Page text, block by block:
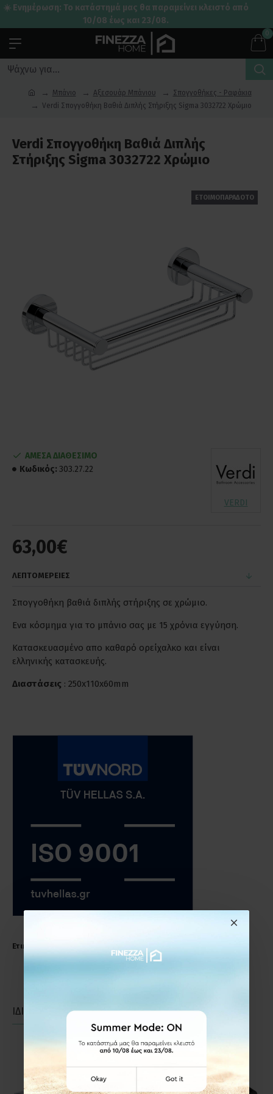
☀️ Ενημέρωση: Το κατάστημά μας θα παραμείνει κλειστό από
10/08 έως και 23/08.
0
Μπάνιο Αξεσουάρ Μπάνιου
Σπογγοθήκες - Ραφάκια
Verdi Σπογγοθήκη Βαθιά Διπλής Στήριξης Sigma 3032722 Χρώμιο
Verdi Σπογγοθήκη Βαθιά Διπλής
Στήριξης Sigma 3032722 Χρώμιο
ΕΤΟΙΜΟΠΑΡΑΔΟΤΟ
63,00€
ΑΜΕΣΑ ΔΙΑΘΕΣΙΜΟ
Κωδικός: 303.27.22
VERDI
ΛΕΠΤΟΜΕΡΕΙΕΣ
Σπογγοθήκη βαθιά διπλής στήριξης σε χρώμιο.
Ενα κόσμημα για το μπάνιο σας με 15 χρόνια εγγύηση.
Κατασκευασμένο απο καθαρό ορείχαλκο και είναι
ελληνικής κατασκευής.
Διαστάσεις : 250x110x60mm
Ετικέτες:
ΙΔΙΑΣ ΚΑΤΗΓΟΡΙΑΣ ΙΔΙΑΣ ΕΤΑΙΡΕΙΑΣ